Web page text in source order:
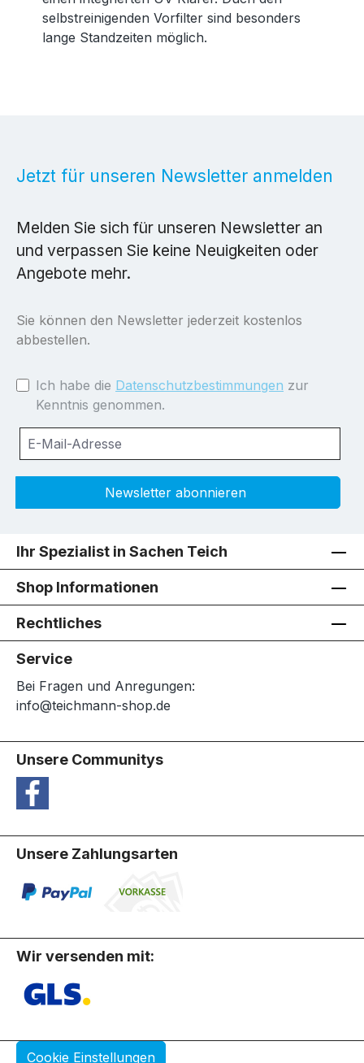
selbstreinigenden Vorfilter sind besonders
lange Standzeiten möglich.
Jetzt für unseren Newsletter anmelden
Melden Sie sich für unseren Newsletter an
und verpassen Sie keine Neuigkeiten oder
Angebote mehr.
Sie können den Newsletter jederzeit kostenlos
abbestellen.
Ich habe die Datenschutzbestimmungen zur
Kenntnis genommen.
Newsletter abonnieren
Ihr Spezialist in Sachen Teich
Shop Informationen
Rechtliches
Service
Bei Fragen und Anregungen:
info@teichmann-shop.de
Unsere Communitys
Unsere Zahlungsarten
Wir versenden mit:
Cookie Einstellungen